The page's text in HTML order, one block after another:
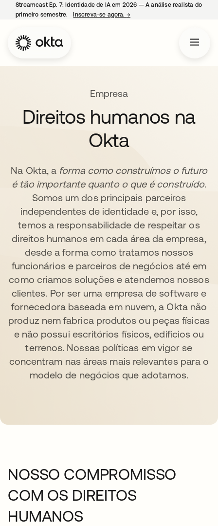
Streamcast Ep. 7: Identidade de IA em 2026 — A análise realista do
primeiro semestre.
Inscreva-se agora. →
Empresa
Direitos humanos na
Okta
Na Okta, a forma como construímos o futuro
é tão importante quanto o que é construído.
Somos um dos principais parceiros
independentes de identidade e, por isso,
temos a responsabilidade de respeitar os
direitos humanos em cada área da empresa,
desde a forma como tratamos nossos
funcionários e parceiros de negócios até em
como criamos soluções e atendemos nossos
clientes. Por ser uma empresa de software e
fornecedora baseada em nuvem, a Okta não
produz nem fabrica produtos ou peças físicas
e não possui escritórios físicos, edifícios ou
terrenos. Nossas políticas em vigor se
concentram nas áreas mais relevantes para o
modelo de negócios que adotamos.
NOSSO COMPROMISSO
COM OS DIREITOS
HUMANOS